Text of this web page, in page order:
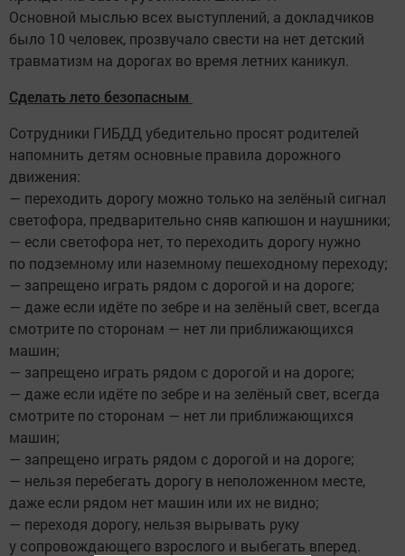
Основной мыслью всех выступлений, а докладчиков
было 10 человек, прозвучало свести на нет детский
травматизм на дорогах во время летних каникул.
Сделать лето безопасным
Сотрудники ГИБДД убедительно просят родителей
напомнить детям основные правила дорожного
движения:
— переходить дорогу можно только на зелёный сигнал
светофора, предварительно сняв капюшон и наушники;
— если светофора нет, то переходить дорогу нужно
по подземному или наземному пешеходному переходу;
— запрещено играть рядом с дорогой и на дороге;
— даже если идёте по зебре и на зелёный свет, всегда
смотрите по сторонам — нет ли приближающихся
машин;
— запрещено играть рядом с дорогой и на дороге;
— даже если идёте по зебре и на зелёный свет, всегда
смотрите по сторонам — нет ли приближающихся
машин;
— запрещено играть рядом с дорогой и на дороге;
— нельзя перебегать дорогу в неположенном месте,
даже если рядом нет машин или их не видно;
— переходя дорогу, нельзя вырывать руку
у сопровождающего взрослого и выбегать вперед.